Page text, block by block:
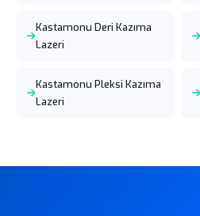
Kastamonu Deri Kazıma
Lazeri
Kastamonu Pleksi Kazıma
Lazeri